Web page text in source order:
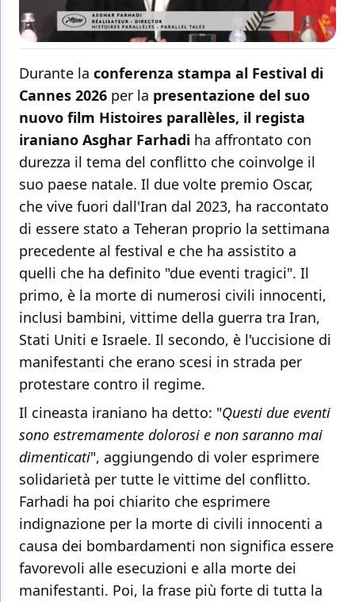
Durante la conferenza stampa al Festival di
Cannes 2026 per la presentazione del suo
nuovo film Histoires parallèles, il regista
iraniano Asghar Farhadi ha affrontato con
durezza il tema del conflitto che coinvolge il
suo paese natale. Il due volte premio Oscar,
che vive fuori dall'Iran dal 2023, ha raccontato
di essere stato a Teheran proprio la settimana
precedente al festival e che ha assistito a
quelli che ha definito "due eventi tragici". Il
primo, è la morte di numerosi civili innocenti,
inclusi bambini, vittime della guerra tra Iran,
Stati Uniti e Israele. Il secondo, è l'uccisione di
manifestanti che erano scesi in strada per
protestare contro il regime.
Il cineasta iraniano ha detto: "Questi due eventi
sono estremamente dolorosi e non saranno mai
dimenticati", aggiungendo di voler esprimere
solidarietà per tutte le vittime del conflitto.
Farhadi ha poi chiarito che esprimere
indignazione per la morte di civili innocenti a
causa dei bombardamenti non significa essere
favorevoli alle esecuzioni e alla morte dei
manifestanti. Poi, la frase più forte di tutta la